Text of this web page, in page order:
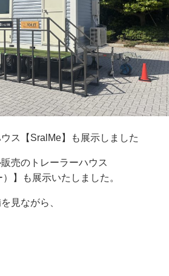
ス【SralMe】も展示しました
売のトレーラーハウス
】も展示いたしました。
見ながら、